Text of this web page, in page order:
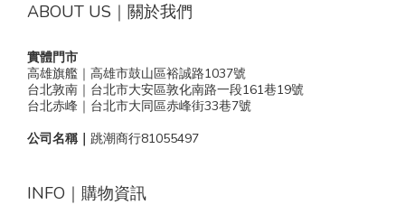
ABOUT US｜關於我們
實體門市
高雄旗艦｜高雄市鼓山區裕誠路1037號
台北敦南｜台北市大安區敦化南路一段161巷19號
台北赤峰｜台北市大同區赤峰街33巷7號
公司名稱｜ 跳潮商行81055497
INFO｜購物資訊